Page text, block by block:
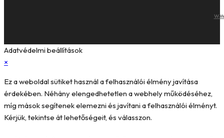
Adatvédelmi beállítások
×
Ez a weboldal sütiket használ a felhasználói élmény javítása
érdekében. Néhány elengedhetetlen a webhely működéséhez,
míg mások segítenek elemezni és javítani a felhasználói élményt.
Kérjük, tekintse át lehetőségeit, és válasszon.